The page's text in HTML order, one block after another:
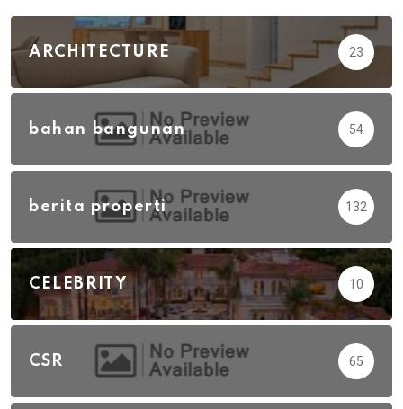
ARCHITECTURE 23
bahan bangunan 54
berita properti 132
CELEBRITY 10
CSR 65